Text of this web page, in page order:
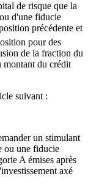
de risque que la
d'une fiducie
précédente et
pour des
de la fraction du
montant du crédit
suivant :
un stimulant
ou une fiducie
A émises après
axé